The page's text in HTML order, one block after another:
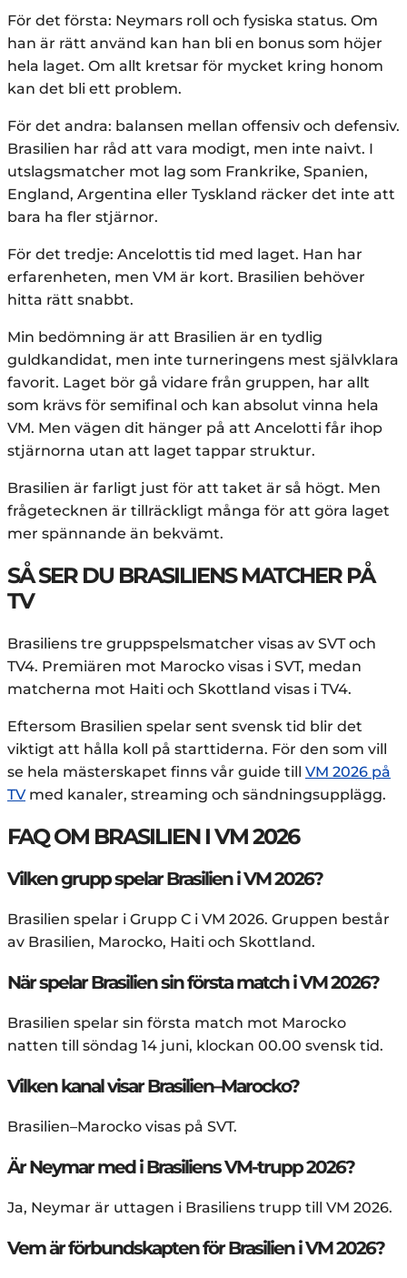
För det första: Neymars roll och fysiska status. Om
han är rätt använd kan han bli en bonus som höjer
hela laget. Om allt kretsar för mycket kring honom
kan det bli ett problem.
För det andra: balansen mellan offensiv och defensiv.
Brasilien har råd att vara modigt, men inte naivt. I
utslagsmatcher mot lag som Frankrike, Spanien,
England, Argentina eller Tyskland räcker det inte att
bara ha fler stjärnor.
För det tredje: Ancelottis tid med laget. Han har
erfarenheten, men VM är kort. Brasilien behöver
hitta rätt snabbt.
Min bedömning är att Brasilien är en tydlig
guldkandidat, men inte turneringens mest självklara
favorit. Laget bör gå vidare från gruppen, har allt
som krävs för semifinal och kan absolut vinna hela
VM. Men vägen dit hänger på att Ancelotti får ihop
stjärnorna utan att laget tappar struktur.
Brasilien är farligt just för att taket är så högt. Men
frågetecknen är tillräckligt många för att göra laget
mer spännande än bekvämt.
SÅ SER DU BRASILIENS MATCHER PÅ
TV
Brasiliens tre gruppspelsmatcher visas av SVT och
TV4. Premiären mot Marocko visas i SVT, medan
matcherna mot Haiti och Skottland visas i TV4.
Eftersom Brasilien spelar sent svensk tid blir det
viktigt att hålla koll på starttiderna. För den som vill
se hela mästerskapet finns vår guide till VM 2026 på
TVmed kanaler, streaming och sändningsupplägg.
FAQ OM BRASILIEN I VM 2026
Vilken grupp spelar Brasilien i VM 2026?
Brasilien spelar i Grupp C i VM 2026. Gruppen består
av Brasilien, Marocko, Haiti och Skottland.
När spelar Brasilien sin första match i VM 2026?
Brasilien spelar sin första match mot Marocko
natten till söndag 14 juni, klockan 00.00 svensk tid.
Vilken kanal visar Brasilien–Marocko?
Brasilien–Marocko visas på SVT.
Är Neymar med i Brasiliens VM-trupp 2026?
Ja, Neymar är uttagen i Brasiliens trupp till VM 2026.
Vem är förbundskapten för Brasilien i VM 2026?